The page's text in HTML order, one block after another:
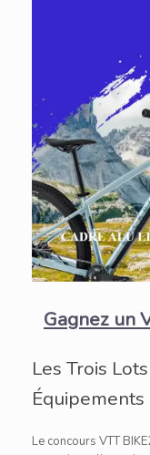
Gagnez un
Les Trois
Équipements
Le concours VTT